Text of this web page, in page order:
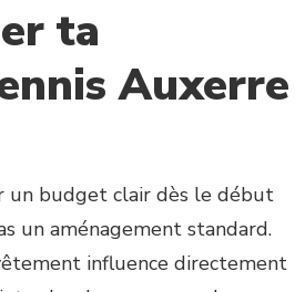
ta
Auxerre
un budget clair dès le début
un aménagement standard.
influence directement